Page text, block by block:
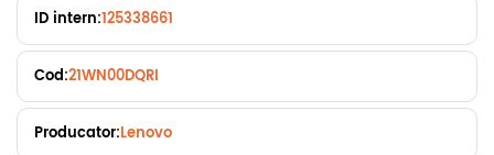
ID intern:125338661
Cod:21WN00DQRI
Producator:Lenovo